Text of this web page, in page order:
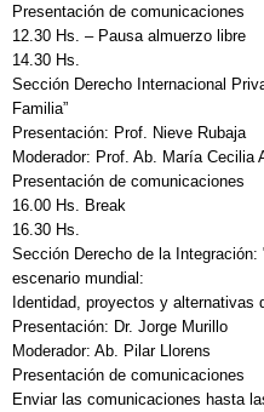
Presentación de comunicaciones
12.30 Hs. – Pausa almuerzo libre
14.30 Hs.
Sección Derecho Internacional
Familia”
Presentación: Prof. Nieve Rubaja
Moderador: Prof. Ab. María Cecilia
Presentación de comunicaciones
16.00 Hs. Break
16.30 Hs.
Sección Derecho de la
escenario mundial:
Identidad, proyectos y alternativas
Presentación: Dr. Jorge Murillo
Moderador: Ab. Pilar Llorens
Presentación de comunicaciones
Enviar las comunicaciones hasta